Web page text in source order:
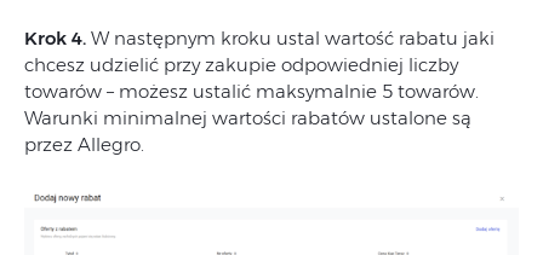
Krok 4. W następnym kroku ustal wartość rabatu jaki
chcesz udzielić przy zakupie odpowiedniej liczby
towarów – możesz ustalić maksymalnie 5 towarów.
Warunki minimalnej wartości rabatów ustalone są
przez Allegro.